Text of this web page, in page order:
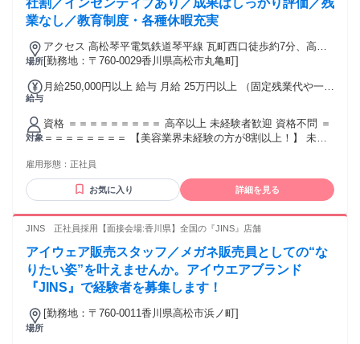
マッサージ, アロマセラピスト,セラピスト,もみほぐし, ヘッド
スパ,美容,脱毛,エステサロンタッフ, フェイシャルエステ,ネイ
リスト,化粧品販売, 美容スタッフ,接客販売などのご経験者
社割／インセンティブあり／成果はしっかり評価／残
業なし／教育制度・各種休暇充実
場所
アクセス 高松琴平電気鉄道琴平線 瓦町西口徒歩約7分、高松
琴平電気鉄道長尾線 瓦町西口徒歩約7分、高松琴平電気鉄道志
[勤務地：〒760-0029香川県高松市丸亀町]
給与
月給250,000円以上 給与 月給 25万円以上 （固定残業代や一律
時間：23時間） 固定残業時間を超えた勤務時間については別
途残業代を支給する 【頑張りはしっかり反映！】 インセンテ
ィブ（業績賞与）として 成果を還元します！ 1年で150万円の
対象
資格 ＝＝＝＝＝＝＝＝＝ 高卒以上 未経験者歓迎 資格不問 ＝
＝＝＝＝＝＝＝＝ 【美容業界未経験の方が8割以上！】 未経
チから学べます！ 【こんな方に向いています】 ・接客や販
売、営業などの経験を活かしたい方 ・コミュニケーションを
取るのに抵抗がない方 ・協調性を大切にし、チームで支え合
りがいを感じる方 【歓迎経験・スキル】 ・接客、販売、営
事務経験や簡単なPC操作ができる方 ・美容サロンやエステで
の勤務経験がある方は活かせます
雇用形態： 正社員
お気に入り 詳細を見る
JINS 正社員採用【面接会場:香川県】全国の『JINS』店舗
アイウェア販売スタッフ／メガネ販売員としての“な
りたい姿”を叶えませんか。アイウエアブランド
『JINS』で経験者を募集します！
場所
[勤務地：〒760-0011香川県高松市浜ノ町]